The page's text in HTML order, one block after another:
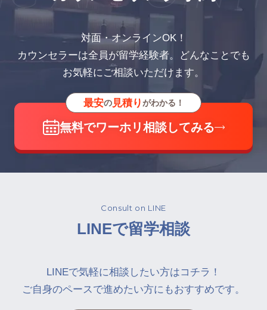
対面・オンラインOK！
カウンセラーは全員が留学経験者。どんなことでも
お気軽にご相談いただけます。
最安の見積りがわかる！
無料でワーホリ相談してみる
Consult on LINE
LINEで留学相談
LINEで気軽に相談したい方はコチラ！
ご自身のペースで進めたい方にもおすすめです。